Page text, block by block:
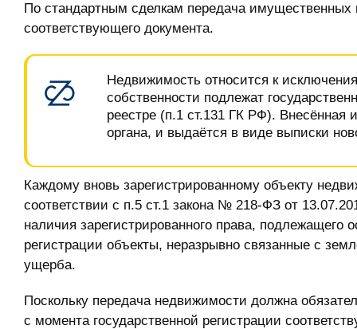
По стандартным сделкам передача
соответствующего документа.
Недвижимость относится к
собственности подлежат
реестре (п.1 ст.131 ГК РФ). Внесённая
органа, и выдаётся в виде выписки
Каждому вновь зарегистрированному объекту
соответствии с п.5 ст.1 закона № 218-ФЗ от
наличия зарегистрированного права,
регистрации объекты, неразрывно связанные с
ущерба.
Поскольку передача недвижимости должна
с момента государственной регистрации